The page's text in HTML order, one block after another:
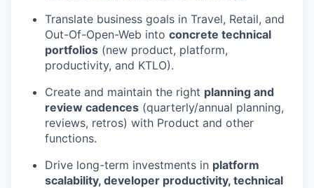
Translate business goals in Travel, Retail, and
Out-Of-Open-Web into concrete technical
portfolios (new product, platform,
productivity, and KTLO).
Create and maintain the right planning and
review cadences (quarterly/annual planning,
reviews, retros) with Product and other
functions.
Drive long-term investments in platform
scalability, developer productivity, technical